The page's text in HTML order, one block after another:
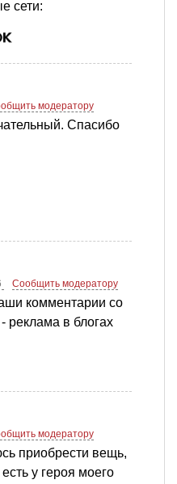
сети:
модератору
Спасибо
Сообщить модератору
комментарии со
реклама в блогах
модератору
приобрести вещь,
у героя моего